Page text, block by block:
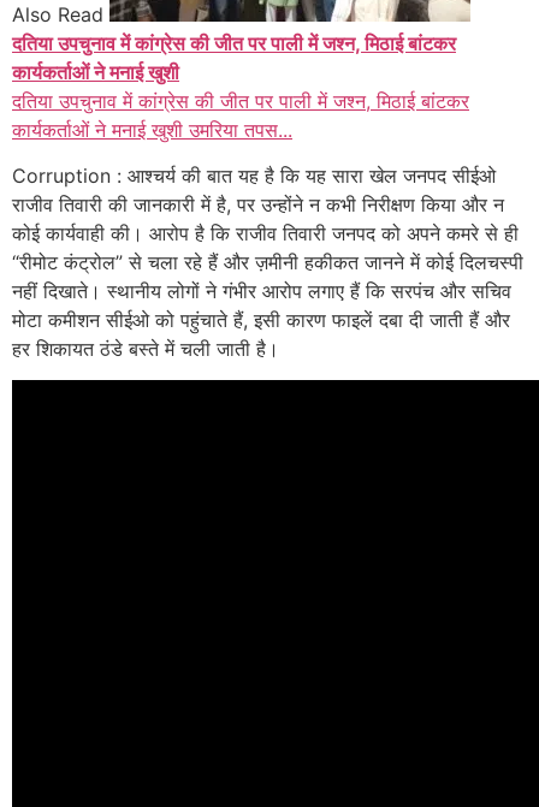
Also Read
दतिया उपचुनाव में कांग्रेस की जीत पर पाली में जश्न, मिठाई बांटकर
कार्यकर्ताओं ने मनाई खुशी
दतिया उपचुनाव में कांग्रेस की जीत पर पाली में जश्न, मिठाई बांटकर
कार्यकर्ताओं ने मनाई खुशी उमरिया तपस...
Corruption : आश्चर्य की बात यह है कि यह सारा खेल जनपद सीईओ
राजीव तिवारी की जानकारी में है, पर उन्होंने न कभी निरीक्षण किया और न
कोई कार्यवाही की। आरोप है कि राजीव तिवारी जनपद को अपने कमरे से ही
“रीमोट कंट्रोल” से चला रहे हैं और ज़मीनी हकीकत जानने में कोई दिलचस्पी
नहीं दिखाते। स्थानीय लोगों ने गंभीर आरोप लगाए हैं कि सरपंच और सचिव
मोटा कमीशन सीईओ को पहुंचाते हैं, इसी कारण फाइलें दबा दी जाती हैं और
हर शिकायत ठंडे बस्ते में चली जाती है।